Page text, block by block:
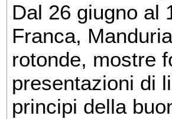
Dal 26 giugno al
Franca,
rotonde, mostre
presentazioni di
principi della